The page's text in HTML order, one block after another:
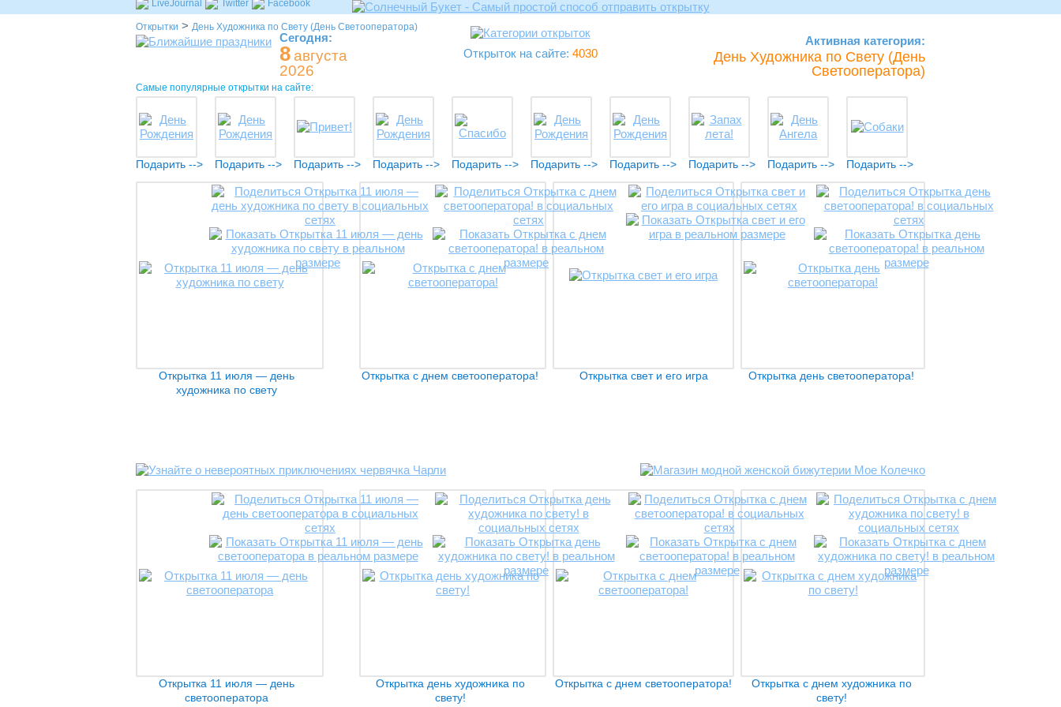
LiveJournal Twitter Facebook
Открытки > День Художника по Свету (День Светооператора)
Сегодня:
8августа
2026
Открыток на сайте: 4030
Активная категория:
День Художника по Свету (День
Светооператора)
Самые популярные открытки на сайте:
Подарить --> Подарить --> Подарить --> Подарить --> Подарить --> Подарить --> Подарить --> Подарить --> Подарить --> Подарить -->
Открытка 11 июля — день
художника по свету
Открытка с днем светооператора! Открытка свет и его игра Открытка день светооператора!
Открытка 11 июля — день
светооператора
Открытка день художника по
свету!
Открытка с днем светооператора!
Открытка с днем художника по
свету!